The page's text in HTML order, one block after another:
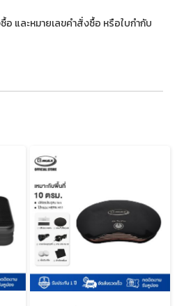
และหมายเลขคำสั่งซื้อ หรือใบกำกับ